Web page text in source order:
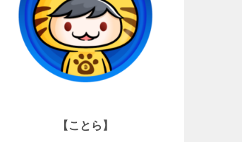
【ことら】